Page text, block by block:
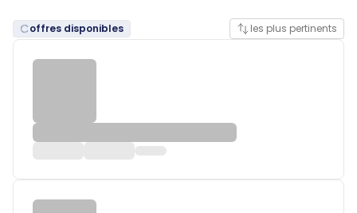
offres disponibles les plus pertinents